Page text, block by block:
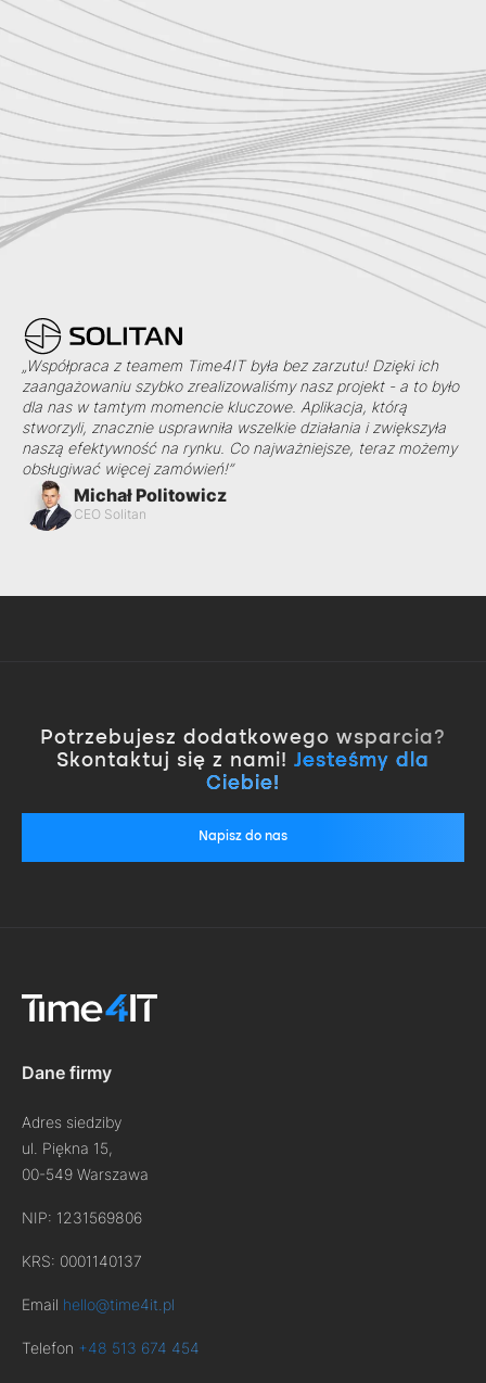
„Współpraca z teamem Time4IT była bez zarzutu! Dzięki ich
zaangażowaniu szybko zrealizowaliśmy nasz projekt - a to było
dla nas w tamtym momencie kluczowe. Aplikacja, którą
stworzyli, znacznie usprawniła wszelkie działania i zwiększyła
naszą efektywność na rynku. Co najważniejsze, teraz możemy
obsługiwać więcej zamówień!”
Michał Politowicz
CEO Solitan
Potrzebujesz dodatkowego wsparcia?
Skontaktuj się z nami! Jesteśmy dla
Ciebie!
Napisz do nas
Dane firmy
Adres siedziby
ul. Piękna 15,
00-549 Warszawa
NIP: 1231569806
KRS: 0001140137
Email hello@time4it.pl
Telefon +48 513 674 454